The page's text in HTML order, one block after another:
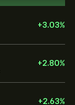
+3.03%
+2.80%
+2.63%